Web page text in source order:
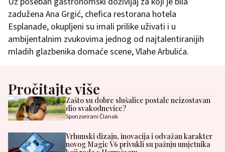
zadužena Ana Grgić, chefica restorana hotela
Esplanade, okupljeni su imali prilike uživati i u
ambijentalnim zvukovima jednog od najtalentiranijih
mladih glazbenika domaće scene, Vlahe Arbulića.
Pročitajte više
Zašto su dobre slušalice postale neizostavan
dio svakodnevice?
Sponzorirani Članak
Vrhunski dizajn, inovacija i odvažan karakter
novog Magic V6 privukli su pažnju umjetnika